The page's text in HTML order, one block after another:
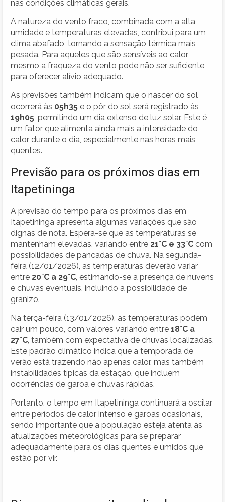
nas condições climáticas gerais.
A natureza do vento fraco, combinada com a alta
umidade e temperaturas elevadas, contribui para um
clima abafado, tornando a sensação térmica mais
pesada. Para aqueles que são sensíveis ao calor,
mesmo a fraqueza do vento pode não ser suficiente
para oferecer alívio adequado.
As previsões também indicam que o nascer do sol
ocorrerá às 05h35 e o pôr do sol será registrado às
19h05 , permitindo um dia extenso de luz solar. Este é
um fator que alimenta ainda mais a intensidade do
calor durante o dia, especialmente nas horas mais
quentes.
Previsão para os próximos dias em
Itapetininga
A previsão do tempo para os próximos dias em
Itapetininga apresenta algumas variações que são
dignas de nota. Espera-se que as temperaturas se
mantenham elevadas, variando entre 21°C e 33°C com
possibilidades de pancadas de chuva. Na segunda-
feira (12/01/2026), as temperaturas deverão variar
entre 20°C a 29°C , estimando-se a presença de nuvens
e chuvas eventuais, incluindo a possibilidade de
granizo.
Na terça-feira (13/01/2026), as temperaturas podem
cair um pouco, com valores variando entre 18°C a
27°C , também com expectativa de chuvas localizadas.
Este padrão climático indica que a temporada de
verão está trazendo não apenas calor, mas também
instabilidades típicas da estação, que incluem
ocorrências de garoa e chuvas rápidas.
Portanto, o tempo em Itapetininga continuará a oscilar
entre períodos de calor intenso e garoas ocasionais,
sendo importante que a população esteja atenta às
atualizações meteorológicas para se preparar
adequadamente para os dias quentes e úmidos que
estão por vir.